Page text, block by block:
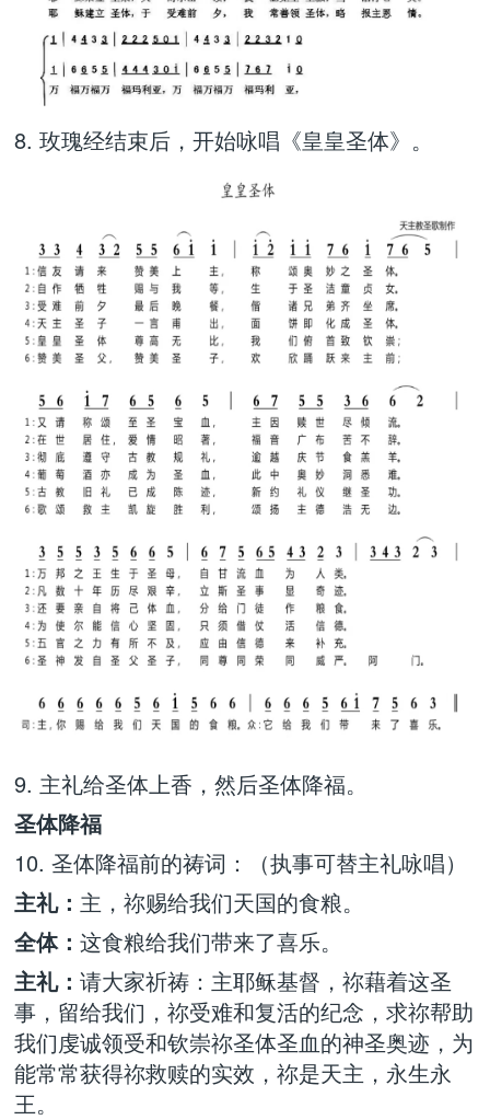
8. 玫瑰经结束后，开始咏唱《皇皇圣体》。
9. 主礼给圣体上香，然后圣体降福。
圣体降福
10. 圣体降福前的祷词：（执事可替主礼咏唱）
主礼： 主，祢赐给我们天国的食粮。
全体： 这食粮给我们带来了喜乐。
主礼： 请大家祈祷：主耶稣基督，祢藉着这圣
事，留给我们，祢受难和复活的纪念，求祢帮助
我们虔诚领受和钦崇祢圣体圣血的神圣奥迹，为
能常常获得祢救赎的实效，祢是天主，永生永
王。